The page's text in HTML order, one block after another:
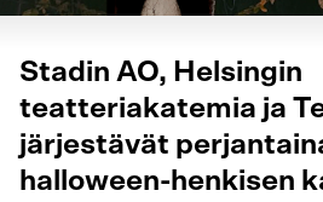
Stadin AO, Helsingin
teatteriakatemia ja
järjestävät
halloween-henkisen